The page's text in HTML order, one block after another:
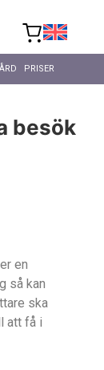
PRISER
besök
en
så kan
ska
att få i